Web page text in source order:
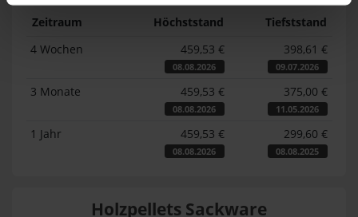
Zeitraum Höchststand
Tiefststand
4 Wochen
459,53 €
08.08.2026
398,61 €
09.07.2026
3 Monate 459,53 €
08.08.2026
375,00 €
11.05.2026
1 Jahr 459,53 €
08.08.2026
299,60 €
08.08.2025
Holzpellets Sackware